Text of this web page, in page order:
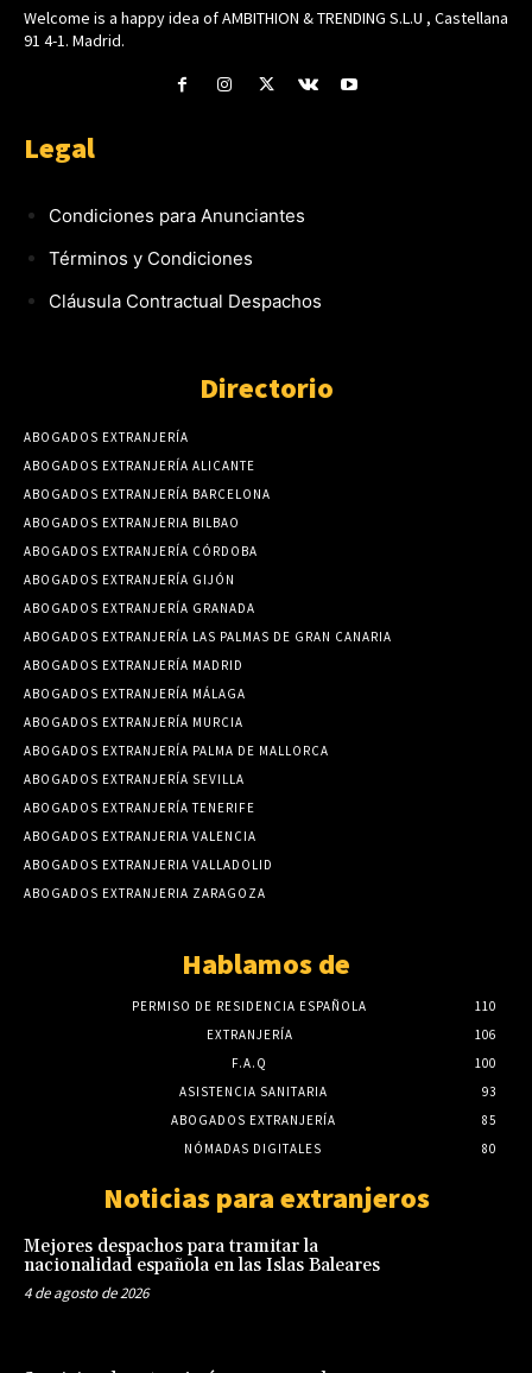
Welcome is a happy idea of AMBITHION & TRENDING S.L.U , Castellana
91 4-1. Madrid.
Legal
Condiciones para Anunciantes
Términos y Condiciones
Cláusula Contractual Despachos
Directorio
ABOGADOS EXTRANJERÍA
ABOGADOS EXTRANJERÍA ALICANTE
ABOGADOS EXTRANJERÍA BARCELONA
ABOGADOS EXTRANJERIA BILBAO
ABOGADOS EXTRANJERÍA CÓRDOBA
ABOGADOS EXTRANJERÍA GIJÓN
ABOGADOS EXTRANJERÍA GRANADA
ABOGADOS EXTRANJERÍA LAS PALMAS DE GRAN CANARIA
ABOGADOS EXTRANJERÍA MADRID
ABOGADOS EXTRANJERÍA MÁLAGA
ABOGADOS EXTRANJERÍA MURCIA
ABOGADOS EXTRANJERÍA PALMA DE MALLORCA
ABOGADOS EXTRANJERÍA SEVILLA
ABOGADOS EXTRANJERÍA TENERIFE
ABOGADOS EXTRANJERIA VALENCIA
ABOGADOS EXTRANJERIA VALLADOLID
ABOGADOS EXTRANJERIA ZARAGOZA
Hablamos de
PERMISO DE RESIDENCIA ESPAÑOLA
110
EXTRANJERÍA
106
F.A.Q
100
ASISTENCIA SANITARIA
93
ABOGADOS EXTRANJERÍA
85
NÓMADAS DIGITALES
80
Noticias para extranjeros
Mejores despachos para tramitar la
nacionalidad española en las Islas Baleares
4 de agosto de 2026